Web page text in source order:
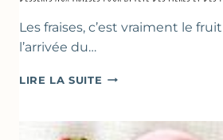
Les fraises, c’est vraiment le
l’arrivée du…
LIRE LA SUITE DESSERTS
POUR